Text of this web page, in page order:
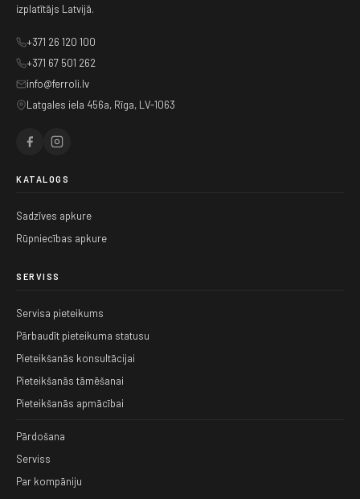
izplatītājs Latvijā.
+371 26 120 100
+371 67 501 262
info@ferroli.lv
Latgales iela 456a, Rīga, LV-1063
KATALOGS
Sadzīves apkure
Rūpniecības apkure
SERVISS
Servisa pieteikums
Pārbaudīt pieteikuma statusu
Pieteikšanās konsultācijai
Pieteikšanās tāmēšanai
Pieteikšanās apmācībai
Pārdošana
Serviss
Par kompāniju